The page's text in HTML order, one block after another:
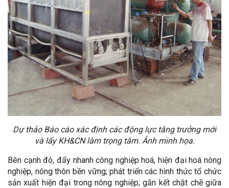
Dự thảo Báo cáo xác định các động lực tăng trưởng mới
và lấy KH&CN làm trọng tâm. Ảnh minh họa.
Bên cạnh đó, đẩy nhanh công nghiệp hoá, hiện đại hoá nông
nghiệp, nông thôn bền vững; phát triển các hình thức tổ chức
sản xuất hiện đại trong nông nghiệp; gắn kết chặt chẽ giữa